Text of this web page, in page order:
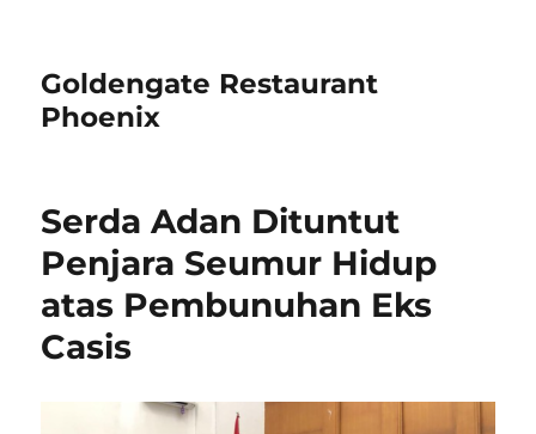
Goldengate Restaurant
Phoenix
Serda Adan Dituntut
Penjara Seumur Hidup
atas Pembunuhan Eks
Casis